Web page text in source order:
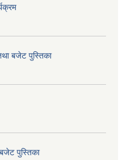
बजेट पुस्तिका
पुस्तिका